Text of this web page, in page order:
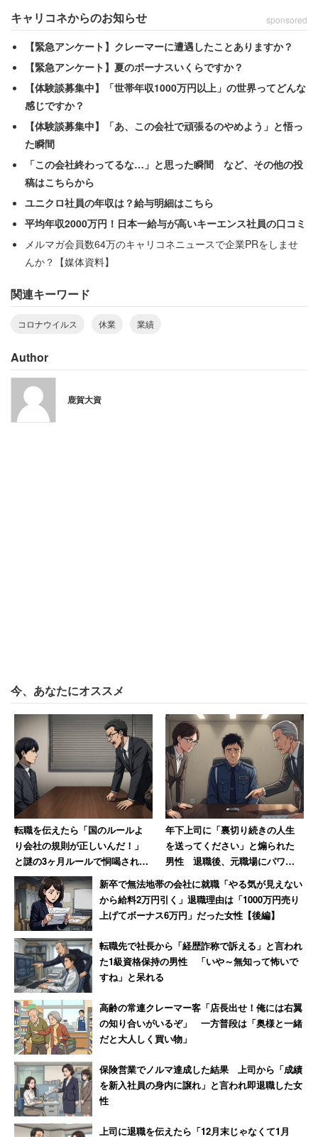
きく受けた格好だ。女性は一部の報道内容を引き合いに出
して、
「一部ではコロナ難民が美容室に押し寄せていると
かありますが、それはほんの一部です。ほとんどの
美容室は売り上げが激減していると思います。休業
要請対象外で協力金ももらえません。ウチは去年の
売り上げを提示できないので、持続化給付金も申請
できないみたいです」
という。現在の経営状況については
人でもお客様が来てくれると助かるから営業はして
いるけど、もしコロナ感染したらと思うと風評被害
対策で高騰した消毒液やマスクの確保に出費はかさ
みます……」
また、女性は「理美容室は数が多いため、補償も大変なの
はわかります」と前置きした上で、
「飲食店には補償をするようになったのに、理美容
室はすっかり蚊帳の外になってしまいました。エス
テやマツエクサロンは生活に必要がない、でも理美
容室は必需といわれています。それなら休業要請対
象外の事業所には、リスク対策費用の補償を切にお
願いしたいです」
という。さらに、
「国民にはステイホーム、こっちは売り上げも収入
も激減。でも休業要請対象外で営業せざるを得ませ
ん。しかも営業することでコロナ感染の恐怖を抱
え、感染すれば営業停止です。それなのに補償はな
いなんて……。休業要請対象外の事業所に対しての
対応が酷すぎます」
キャリコネからのお知らせ sponsored
【緊急アンケート】クレーマーに遭遇したことありますか？
【緊急アンケート】夏のボーナスいくらですか？
【体験談募集中】「世帯年収1000万円以上」の世界ってどんな
感じですか？
【体験談募集中】「あ、この会社で頑張るのやめよう」と悟っ
た瞬間
「この会社終わってるな…」と思った瞬間 など、その他の投
稿はこちらから
ユニクロ社員の年収は？給与明細はこちら
平均年収2000万円！日本一給与が高いキーエンス社員の口コミ
メルマガ会員数64万のキャリコネニュースで企業PRをしませ
んか？【媒体資料】
関連キーワード
コロナウイルス 休業 業績
Author
鹿賀大資
今、あなたにオススメ
転職を伝えたら「国のルールよ
り会社の規則が正しいんだ！」
と謎の3ヶ月ルールで恫喝された
男性→その後、会社は吸収合併
され消滅
年下上司に「裏切り続きの人生
を送ってください」と煽られた
男性 退職後、元職場にパワハ
ラ証拠USBを送付した結果【後
編】
新卒で無法地帯の会社に就職「やる気が見えない
から給料2万円引く」退職理由は「1000万円売り
上げてボーナス6万円」だった女性【後編】
転職先で社長から「経歴詐称で訴える」と言われ
た1級資格保持の男性 「いや～無知って怖いで
すね」と呆れる
高齢の常連クレーマー客「店長出せ！俺には右翼
の知り合いがいるぞ」 一方普段は「奥様と一緒
だと大人しく買い物」
保険営業でノルマ達成した結果 上司から「成績
を新入社員の身内に譲れ」と言われ即退職した女
性
上司に退職を伝えたら「12月末じゃなくて1月